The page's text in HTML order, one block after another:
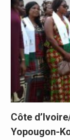
Côte
Yopougon-